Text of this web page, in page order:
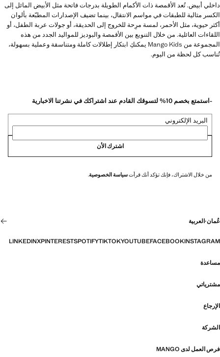
داخلي أبيض. تُعد الأقمصة ذات الأكمام الطويلة بدرجات فاتحة مثل الأبيض المائل إلى
الكسر مثالية للطبقات في مواسم الانتقال، بينما تضيف الإصدارات المطبّعة بألوان
أكثر حيوية، مثل الأحمر، لمسة مرِحة للخروج إلى الحديقة، أو جولات عربة الطفل، أو
اللقاءات العائلية. من خلال التنويع بين الأقمصة والبوديز للمواليد الجدد من هذه
المجموعة من Mango Kids يمكنكِ ابتكار إطلالات كاملة ومتناسقة وعملية بسهولة،
تُناسب كل لحظة من اليوم.
-استمتع بخصم 10% لتسوقك القادم عند اشتراكك في نشرتنا الاخبارية
البريد الإلكتروني
اشترك الأن
من خلال الاشتراك، فإنك تؤكد أنك قرأتسياسة الخصوصية.
عُمان·العربية
INSTAGRAM
FACEBOOK
YOUTUBE
TIKTOK
SPOTIFY
PINTEREST
X
LINKEDIN
مساعدة
مشترياتي
الإرجاع
الشركة
فرص العمل لدى MANGO